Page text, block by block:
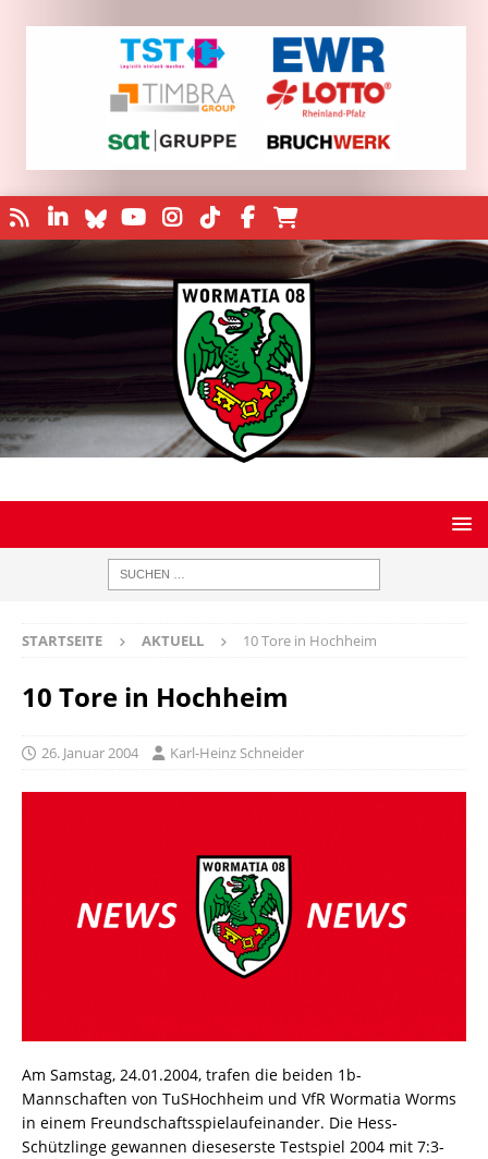
STARTSEITE AKTUELL 10 Tore in Hochheim
10 Tore in Hochheim
26. Januar 2004 Karl-Heinz Schneider
Am Samstag, 24.01.2004, trafen die beiden 1b-
Mannschaften von TuSHochheim und VfR Wormatia Worms
in einem Freundschaftsspielaufeinander. Die Hess-
Schützlinge gewannen dieseserste Testspiel 2004 mit 7:3-